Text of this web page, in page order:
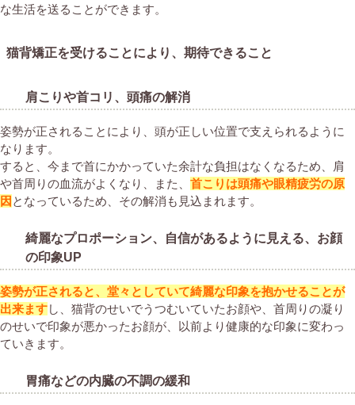
な生活を送ることができます。
猫背矯正を受けることにより、期待できること
肩こりや首コリ、頭痛の解消
姿勢が正されることにより、頭が正しい位置で支えられるように
なります。
すると、今まで首にかかっていた余計な負担はなくなるため、肩
や首周りの血流がよくなり、また、 首こりは頭痛や眼精疲労の原
因 となっているため、その解消も見込まれます。
綺麗なプロポーション、自信があるように見える、お顔
の印象UP
姿勢が正されると、堂々としていて綺麗な印象を抱かせることが
出来ますし、猫背のせいでうつむいていたお顔や、首周りの凝り
のせいで印象が悪かったお顔が、以前より健康的な印象に変わっ
ていきます。
胃痛などの内臓の不調の緩和